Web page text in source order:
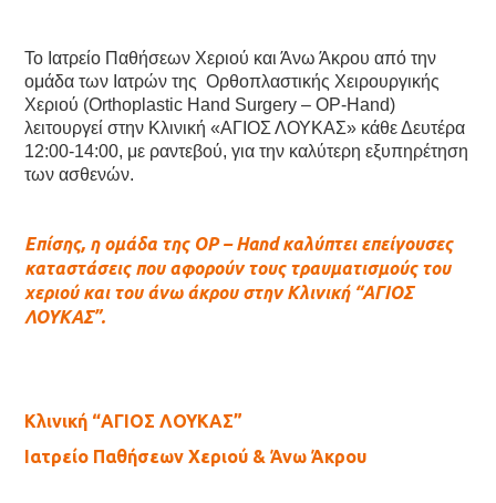
Το Ιατρείο Παθήσεων Χεριού και Άνω Άκρου από την
ομάδα των Ιατρών της Ορθοπλαστικής Χειρουργικής
Χεριού (Orthoplastic Hand Surgery – OP-Hand)
λειτουργεί στην Κλινική «ΑΓΙΟΣ ΛΟΥΚΑΣ» κάθε Δευτέρα
12:00-14:00, με ραντεβού, για την καλύτερη εξυπηρέτηση
των ασθενών.
Επίσης, η ομάδα της OP – Hand καλύπτει επείγουσες
καταστάσεις που αφορούν τους τραυματισμούς του
χεριού και του άνω άκρου στην Κλινική “ΑΓΙΟΣ
ΛΟΥΚΑΣ”.
Κλινική “ΑΓΙΟΣ ΛΟΥΚΑΣ”
Ιατρείο Παθήσεων Χεριού & Άνω Άκρου